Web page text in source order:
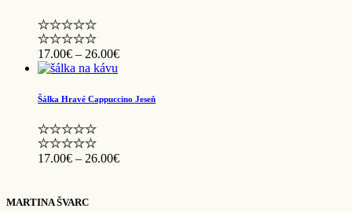
17.00€ – 26.00€Price
through
Šálka Hravé Cappuccino Jeseň
17.00€ – 26.00€Price
MARTINA ŠVARC